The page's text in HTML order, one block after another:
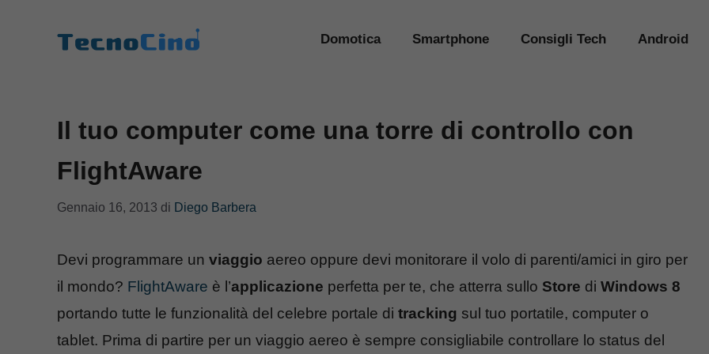
Domotica Smartphone Consigli Tech Android
Il tuo computer come una torre di controllo con
FlightAware
Gennaio 16, 2013 di Diego Barbera
Devi programmare un viaggio aereo oppure devi monitorare il volo di parenti/amici in giro per
il mondo? FlightAware è l’applicazione perfetta per te, che atterra sullo Store di Windows 8
portando tutte le funzionalità del celebre portale di tracking sul tuo portatile, computer o
tablet. Prima di partire per un viaggio aereo è sempre consigliabile controllare lo status del